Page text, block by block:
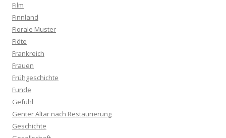
Film
Finnland
Florale Muster
Flöte
Frankreich
Frauen
Frühgeschichte
Funde
Gefühl
Genter Altar nach Restaurierung
Geschichte